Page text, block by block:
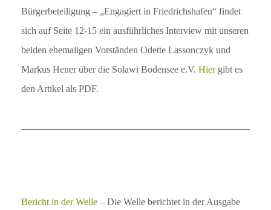
Bürgerbeteiligung – „Engagiert in Friedrichshafen“ findet
sich auf Seite 12-15 ein ausführliches Interview mit unseren
beiden ehemaligen Vorständen Odette Lassonczyk und
Markus Hener über die Solawi Bodensee e.V. Hiergibt es
den Artikel als PDF.
Bericht in der Welle – Die Welle berichtet in der Ausgabe